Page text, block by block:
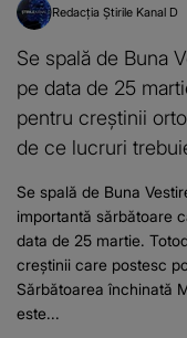
Redacția Știrile Kanal D
Se spală de Buna
pe data de 25
pentru creștinii
de ce lucruri
Se spală de Buna
importantă sărbătoare
data de 25 martie.
creștinii care postesc
Sărbătoarea închinată
este...